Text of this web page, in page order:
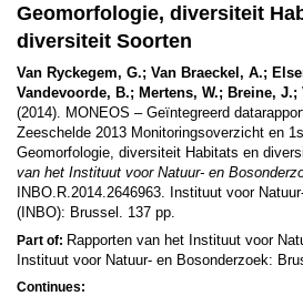
Geomorfologie, diversiteit
diversiteit Soorten
Van Ryckegem, G.; Van Braeckel, A.;
Vandevoorde, B.; Mertens, W.; Breine, J.;
(2014). MONEOS – Geïntegreerd
Zeeschelde 2013 Monitoringsoverzicht en
Geomorfologie, diversiteit Habitats en
van het Instituut voor Natuur- en
INBO.R.2014.2646963. Instituut voor
(INBO): Brussel. 137 pp.
Part of: Rapporten van het Instituut voor
Instituut voor Natuur- en Bosonderzoek:
Continues: